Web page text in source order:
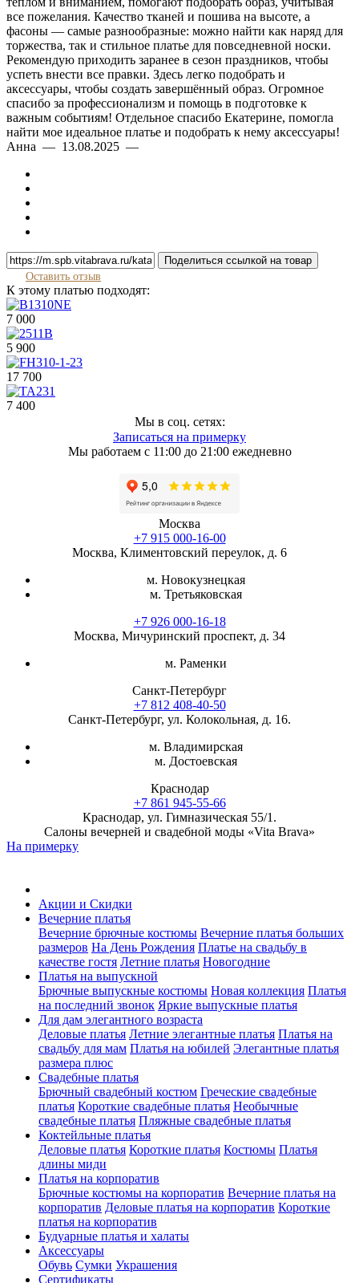
все пожелания. Качество тканей и пошива на высоте, а
фасоны — самые разнообразные: можно найти как наряд для
торжества, так и стильное платье для повседневной носки.
Рекомендую приходить заранее в сезон праздников, чтобы
успеть внести все правки. Здесь легко подобрать и
аксессуары, чтобы создать завершённый образ. Огромное
спасибо за профессионализм и помощь в подготовке к
важным событиям! Отдельное спасибо Екатерине, помогла
найти мое идеальное платье и подобрать к нему аксессуары!
Анна — 13.08.2025 —
Поделиться ссылкой на товар
Оставить отзыв
К этому платью подходят:
7 000
5 900
17 700
7 400
Мы в соц. сетях:
Записаться на примерку
Мы работаем с 11:00 до 21:00 ежедневно
Москва
+7 915 000-16-00
Москва, Климентовский переулок, д. 6
м. Новокузнецкая
м. Третьяковская
+7 926 000-16-18
Москва, Мичуринский проспект, д. 34
м. Раменки
Санкт-Петербург
+7 812 408-40-50
Санкт-Петербург, ул. Колокольная, д. 16.
м. Владимирская
м. Достоевская
Краснодар
+7 861 945-55-66
Краснодар, ул. Гимназическая 55/1.
Салоны вечерней и свадебной моды «Vita Brava»
На примерку
Акции и Скидки
Вечерние платья
Вечерние брючные костюмы Вечерние платья больших
размеров На День Рождения Платье на свадьбу в
качестве гостя Летние платья Новогодние
Платья на выпускной
Брючные выпускные костюмы Новая коллекция Платья
на последний звонок Яркие выпускные платья
Для дам элегантного возраста
Деловые платья Летние элегантные платья Платья на
свадьбу для мам Платья на юбилей Элегантные платья
размера плюс
Свадебные платья
Брючный свадебный костюм Греческие свадебные
платья Короткие свадебные платья Необычные
свадебные платья Пляжные свадебные платья
Коктейльные платья
Деловые платья Короткие платья Костюмы Платья
длины миди
Платья на корпоратив
Брючные костюмы на корпоратив Вечерние платья на
корпоратив Деловые платья на корпоратив Короткие
платья на корпоратив
Будуарные платья и халаты
Аксессуары
Обувь Сумки Украшения
Сертификаты